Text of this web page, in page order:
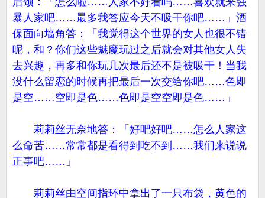
暴人家吧……最多我答应今天不吸干你吧……」酒
保面向墙角答：「我觉得这个世界的女人也很不错
呢，和？你们这些魅魔玩过之后就会对其他女人失
去兴趣，再多和你玩几次最后还不是被吸干！当我
没什么留恋的时候再把最后一次交给你吧……色即
是空……空即是色……色即是空空即是色……」
莉莉丝无奈地答：「好吧好吧……怎么人家这
么命苦……常常都是看得到吃不到……我们来说说
正事吧……」
莉莉丝由空间指环中拿出了一只布袋，黄色的